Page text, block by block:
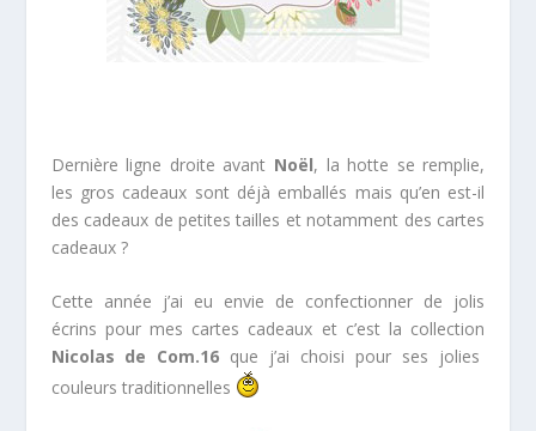
Dernière ligne droite avant Noël, la hotte se remplie,
les gros cadeaux sont déjà emballés mais qu’en est-il
des cadeaux de petites tailles et notamment des cartes
cadeaux ?
Cette année j’ai eu envie de confectionner de jolis
écrins pour mes cartes cadeaux et c’est la collection
Nicolas de Com.16 que j’ai choisi pour ses jolies
couleurs traditionnelles